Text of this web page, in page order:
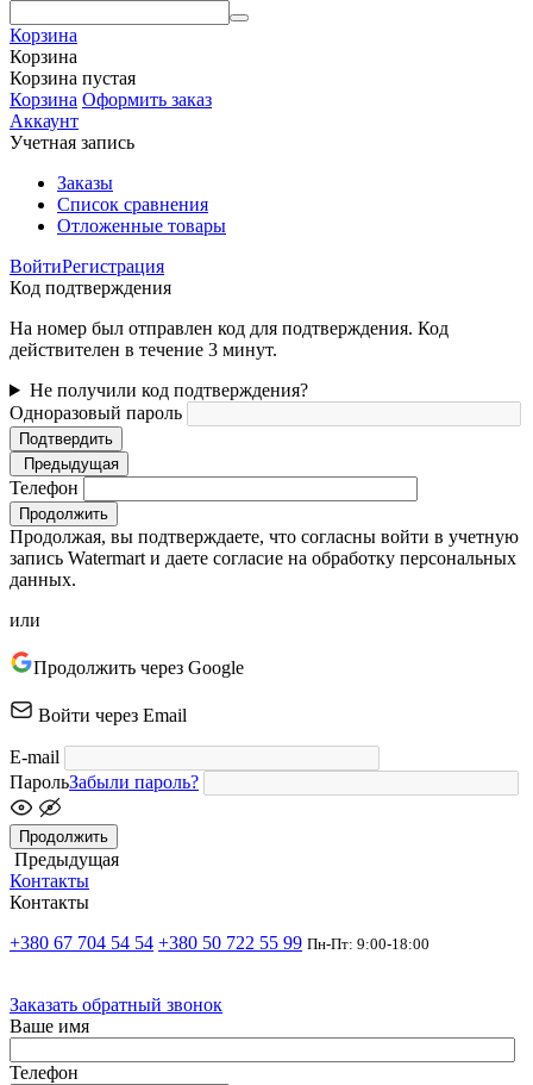
Корзина
Корзина
Корзина пустая
Корзина Оформить заказ
Аккаунт
Учетная запись
Заказы
Список сравнения
Отложенные товары
ВойтиРегистрация
Код подтверждения
На номер был отправлен код для подтверждения. Код
действителен в течение 3 минут.
Не получили код подтверждения?
Одноразовый пароль
Подтвердить
Предыдущая
Телефон
Продолжить
Продолжая, вы подтверждаете, что согласны войти в учетную
запись Watermart и даете согласие на обработку персональных
данных.
или
Продолжить через Google
Войти через Email
E-mail
ПарольЗабыли пароль?
Продолжить
Предыдущая
Контакты
Контакты
+380 67 704 54 54 +380 50 722 55 99 Пн-Пт: 9:00-18:00
Заказать обратный звонок
Ваше имя
Телефон